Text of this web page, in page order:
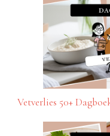
Vetverlies 50+